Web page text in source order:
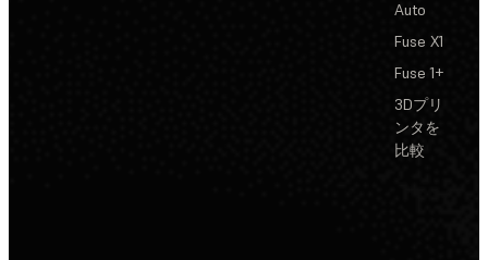
Auto
Fuse X1
Fuse 1+
3Dプリ
ンタを
比較